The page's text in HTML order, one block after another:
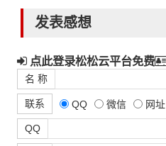
发表感想
点此登录松松云平台免费
名 称
联系 QQ 微信 网址
QQ